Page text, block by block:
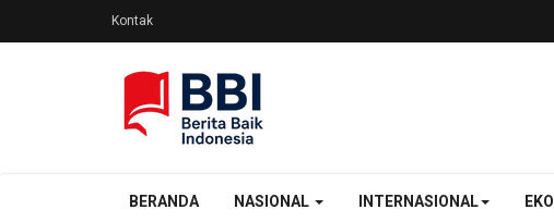
Kontak
BERANDA NASIONAL INTERNASIONAL